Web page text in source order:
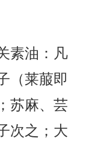
素油：凡
（莱菔即
苏麻、芸
次之；大